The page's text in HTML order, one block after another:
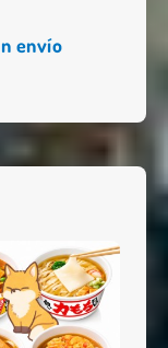
envío